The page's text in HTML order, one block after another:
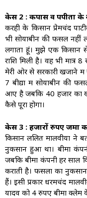
केस 2 : कपास व पपीता के
करही के किसान प्रेमचंद
भी सोयाबीन की फसल नहीं
लगाता हूं। मुझे एक किसान
राशि मिली है। वह भी
मेरी ओर से सरकारी खजाने में
7 बीद्या में सोयाबीन की
आए है जबकि 40 हजार का
कैसे पूरा होगा।
केस 3 : हजारों रुपए जमा
किसान ललित मालवीया ने
नुकसान हुआ था। बीमा
जबकि बीमा कंपनी हर साल
कराती है। फसलों का
हैं। इसी प्रकार धरमचंद
यादव को 4 रुपए बीमा क्लेम